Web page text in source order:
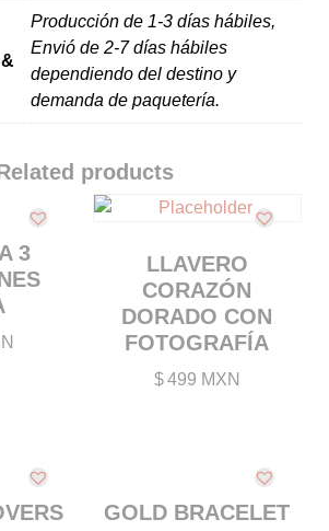
Producción de 1-3 días hábiles,
Envió de 2-7 días hábiles
dependiendo del destino y
demanda de paquetería.
products
3
LLAVERO
CORAZÓN
DORADO CON
FOTOGRAFÍA
$499 MXN
GOLD BRACELET